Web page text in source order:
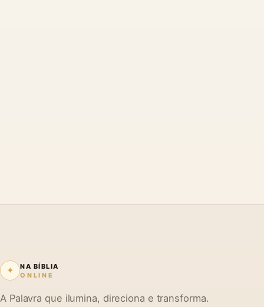
✦
NA BÍBLIA
ONLINE
A Palavra que ilumina, direciona e transforma.